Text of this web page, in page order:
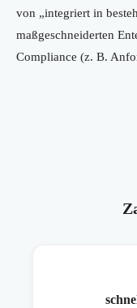
von „integriert in
maßgeschneiderten
Compliance (z. B.